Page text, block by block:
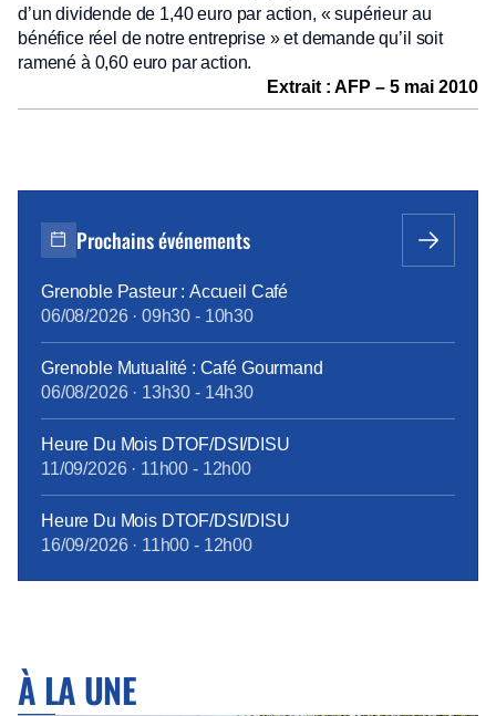
d’un dividende de 1,40 euro par action, « supérieur au
bénéfice réel de notre entreprise » et demande qu’il soit
ramené à 0,60 euro par action.
Extrait : AFP – 5 mai 2010
Prochains événements
Grenoble Pasteur : Accueil Café
06/08/2026· 09h30 - 10h30
Grenoble Mutualité : Café Gourmand
06/08/2026· 13h30 - 14h30
Heure Du Mois DTOF/DSI/DISU
11/09/2026· 11h00 - 12h00
Heure Du Mois DTOF/DSI/DISU
16/09/2026· 11h00 - 12h00
À LA UNE